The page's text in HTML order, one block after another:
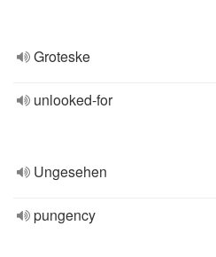
Groteske
unlooked-for
Ungesehen
pungency